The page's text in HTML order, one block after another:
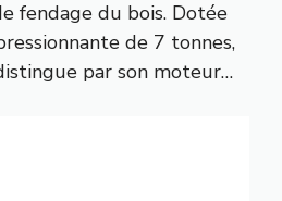
fendage du bois. Dotée
de 7 tonnes,
par son moteur…